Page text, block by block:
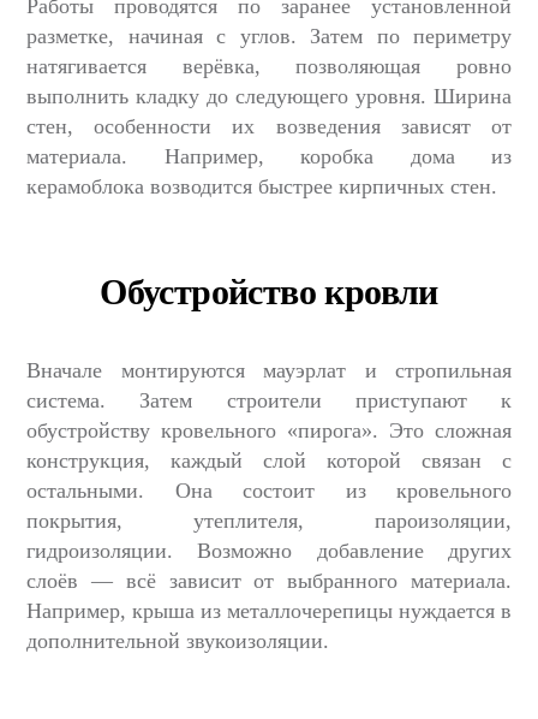
Работы проводятся по заранее установленной
разметке, начиная с углов. Затем по периметру
натягивается верёвка, позволяющая ровно
выполнить кладку до следующего уровня. Ширина
стен, особенности их возведения зависят от
материала. Например, коробка дома из
керамоблока возводится быстрее кирпичных стен.
Обустройство кровли
Вначале монтируются мауэрлат и стропильная
система. Затем строители приступают к
обустройству кровельного «пирога». Это сложная
конструкция, каждый слой которой связан с
остальными. Она состоит из кровельного
покрытия, утеплителя, пароизоляции,
гидроизоляции. Возможно добавление других
слоёв — всё зависит от выбранного материала.
Например, крыша из металлочерепицы нуждается в
дополнительной звукоизоляции.